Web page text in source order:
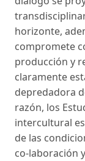
horizonte,
compromete
producción y
claramente
depredadora
razón, los
intercultural
de las
co-laboración